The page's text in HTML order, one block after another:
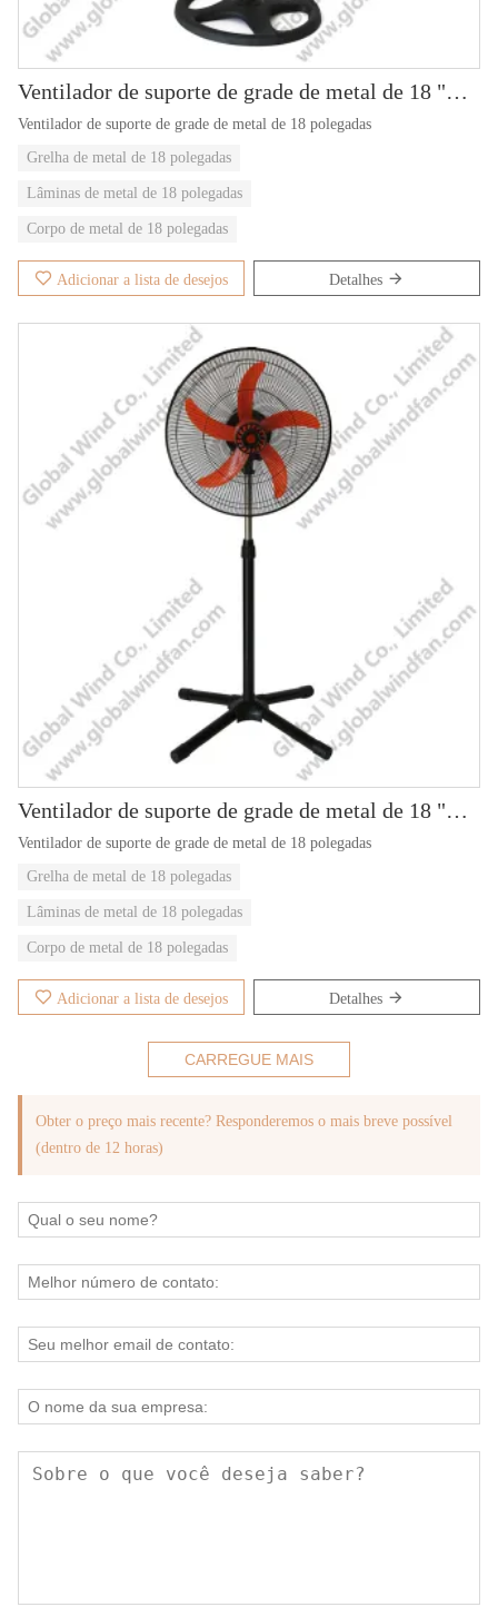
Ventilador de suporte de grade de metal de 18 "GWFS-89
Ventilador de suporte de grade de metal de 18 polegadas
Grelha de metal de 18 polegadas
Lâminas de metal de 18 polegadas
Corpo de metal de 18 polegadas
Adicionar a lista de desejos Detalhes
Ventilador de suporte de grade de metal de 18 "GWFS-91
Ventilador de suporte de grade de metal de 18 polegadas
Grelha de metal de 18 polegadas
Lâminas de metal de 18 polegadas
Corpo de metal de 18 polegadas
Adicionar a lista de desejos Detalhes
CARREGUE MAIS
Obter o preço mais recente? Responderemos o mais breve possível
(dentro de 12 horas)